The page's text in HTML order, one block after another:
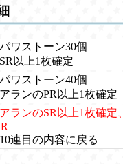
パワストーン30個
SR以上1枚確定
パワストーン40個
アランのPR以上1枚確定
アランのSR以上1枚確定
10連目の内容に戻る